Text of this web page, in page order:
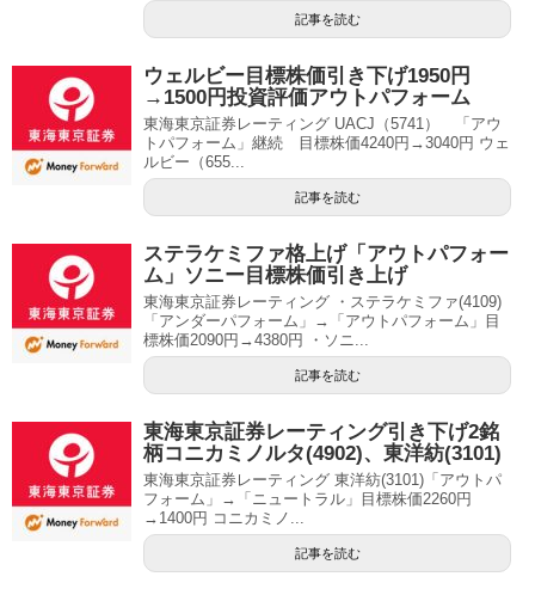
記事を読む
ウェルビー目標株価引き下げ1950円
→1500円投資評価アウトパフォーム
東海東京証券レーティング UACJ（5741） 「アウ
トパフォーム」継続 目標株価4240円→3040円 ウェ
ルビー（655...
記事を読む
ステラケミファ格上げ「アウトパフォー
ム」ソニー目標株価引き上げ
東海東京証券レーティング ・ステラケミファ(4109)
「アンダーパフォーム」→「アウトパフォーム」目
標株価2090円→4380円 ・ソニ...
記事を読む
東海東京証券レーティング引き下げ2銘
柄コニカミノルタ(4902)、東洋紡(3101)
東海東京証券レーティング 東洋紡(3101)「アウトパ
フォーム」→「ニュートラル」目標株価2260円
→1400円 コニカミノ...
記事を読む